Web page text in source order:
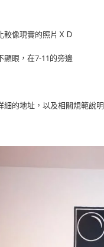
較像現實的照片ＸＤ
顯眼，在7-11的旁邊
的地址，以及相關規範說明